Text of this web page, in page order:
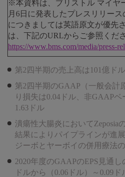
※本資料は、ブリストル マイヤ
月6日に発表したプレスリリー
につきましては英語原文が優先
は、下記のURLからご参照くださ
https://www.bms.com/media/press-
第2四半期の売上高は101億ドル
第2四半期のGAAP（一般会計
り損失は0.04ドル、非GAAP
1.63ドル
潰瘍性大腸炎においてZeposia
結果によりパイプラインが進
ジーボとヤーボイの併用療法
2020年度のGAAPのEPS見通
ドルから（0.06ドル）～0.09